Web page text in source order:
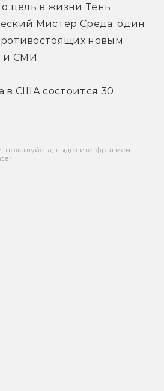
цель в жизни Тень
Мистер Среда, один
новым
и СМИ.
в США состоится 30
пожалуйста, выделите фрагмент